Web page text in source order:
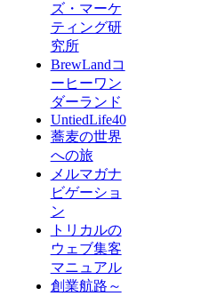
ズ・マーケ
ティング研
究所
BrewLandコ
ーヒーワン
ダーランド
UntiedLife40
蕎麦の世界
への旅
メルマガナ
ビゲーショ
ン
トリカルの
ウェブ集客
マニュアル
創業航路～